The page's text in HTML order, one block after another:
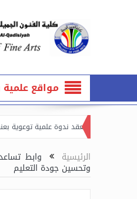
مواقع علمية
الجميلة تعقد ندوة علمية توعوية
الرئيسية وابط
وتحسين جودة التعليم